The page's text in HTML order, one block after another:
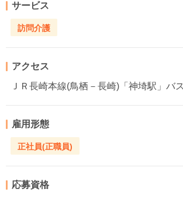
サービス
訪問介護
アクセス
ＪＲ長崎本線(鳥栖－長崎)「神埼駅」バ
雇用形態
正社員(正職員)
応募資格